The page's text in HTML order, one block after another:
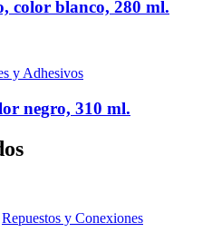
color blanco, 280 ml.
y Adhesivos
negro, 310 ml.
Repuestos y Conexiones